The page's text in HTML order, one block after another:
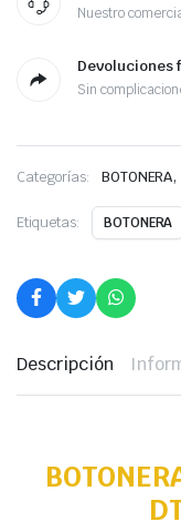
Nuestro
Devoluciones
Sin
Categorías: BOTONERA,
Etiquetas: BOTONERA
Descripción